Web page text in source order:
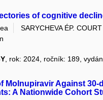
of cognitive
SARYCHEVA ÉP.
, rok: 2024, ročník: 189,
Molnupiravir Against 30-
A Nationwide Cohort